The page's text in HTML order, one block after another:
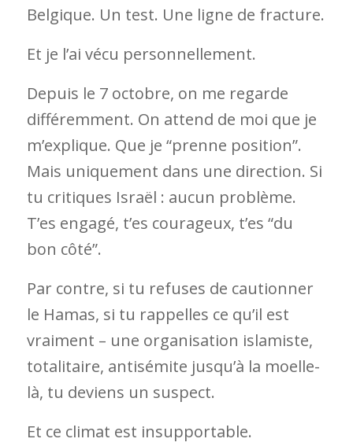
Belgique. Un test. Une ligne de fracture.
Et je l’ai vécu personnellement.
Depuis le 7 octobre, on me regarde
différemment. On attend de moi que je
m’explique. Que je “prenne position”.
Mais uniquement dans une direction. Si
tu critiques Israël : aucun problème.
T’es engagé, t’es courageux, t’es “du
bon côté”.
Par contre, si tu refuses de cautionner
le Hamas, si tu rappelles ce qu’il est
vraiment – une organisation islamiste,
totalitaire, antisémite jusqu’à la moelle-
là, tu deviens un suspect.
Et ce climat est insupportable.